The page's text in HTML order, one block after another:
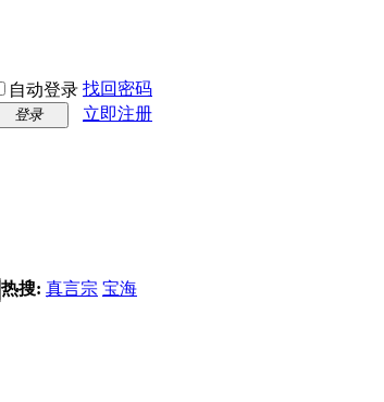
自动登录 找回密码
登录
立即注册
热搜: 真言宗 宝海